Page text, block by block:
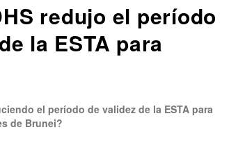
redujo el período
la ESTA para
el período de validez de la ESTA para
de Brunei?